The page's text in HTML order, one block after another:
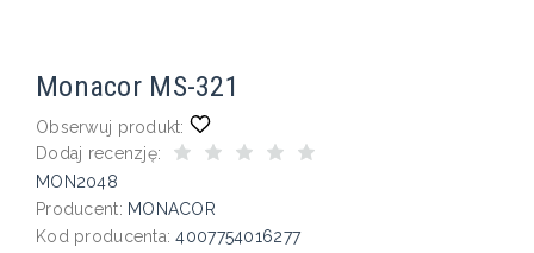
Monacor MS-321
Obserwuj produkt:
Dodaj recenzję:
MON2048
Producent: MONACOR
Kod producenta: 4007754016277